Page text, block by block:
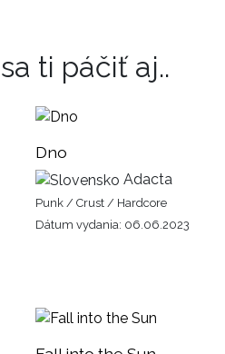
ti páčiť aj..
Dno
Adacta
Punk / Crust / Hardcore
Dátum vydania: 06.06.2023